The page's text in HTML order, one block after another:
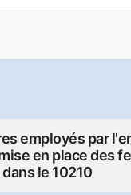
employés par
en place des
le 10210